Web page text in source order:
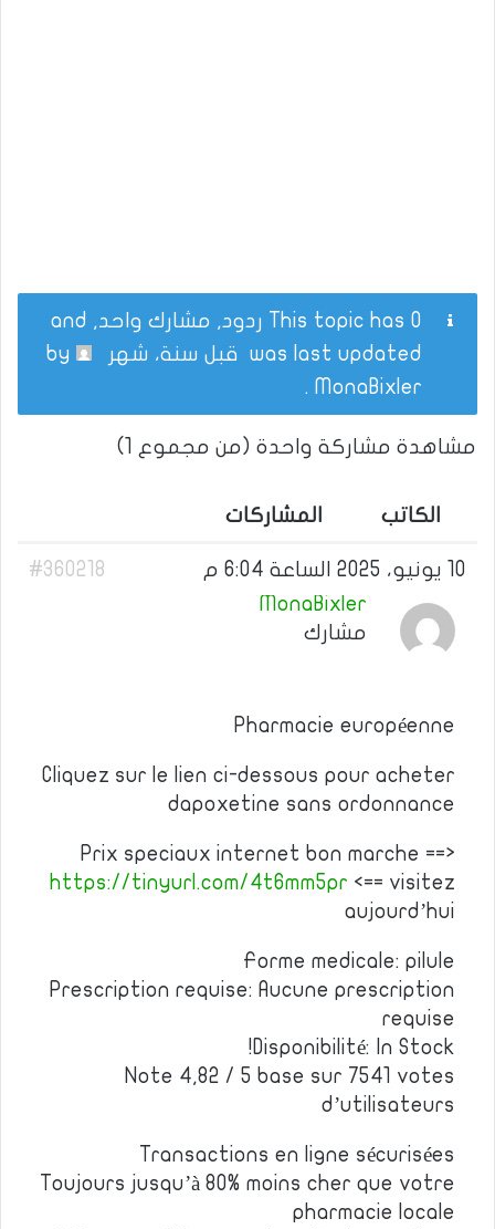
This topic has 0 ردود, مشارك واحد, and
was last updated قبل سنة، شهر
MonaBixler
.
مشاهدة مشاركة واحدة (من مجموع 1)
الكاتب المشاركات
10 يونيو، 2025 الساعة 6:04 م
#360218
MonaBixler
مشارك
Pharmacie européenne
Cliquez sur le lien ci-dessous pour acheter
dapoxetine sans ordonnance
Prix speciaux internet bon marche ==>
https://tinyurl.com/4t6mm5pr <== visitez
aujourd’hui
Forme medicale: pilule
Prescription requise: Aucune prescription
requise
Disponibilité: In Stock!
Note 4,82 / 5 base sur 7541 votes
d’utilisateurs
Transactions en ligne sécurisées
Toujours jusqu’à 80% moins cher que votre
pharmacie locale